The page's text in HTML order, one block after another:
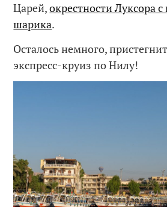
Царей,окрестности Луксора
шарика.
Осталось немного,
экспресс-круиз по Нилу!